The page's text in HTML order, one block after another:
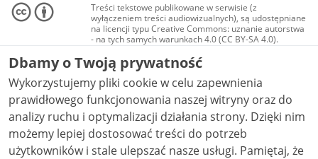
Treści tekstowe publikowane w serwisie (z
wyłączeniem treści audiowizualnych), są udostępniane
na licencji typu Creative Commons: uznanie autorstwa
- na tych samych warunkach 4.0 (CC BY-SA 4.0).
Materiały audiowizualne, w tym zdjęcia, materiały
audio i wideo, są udostępniane na licencji typu
Creative Commons: uznanie autorstwa użycie
niekomercyjne - bez utworów zależnych 4.0 (CC BY-
NC-ND 4.0), o ile nie jest to stwierdzone inaczej.
Dbamy o Twoją prywatność
Wykorzystujemy pliki cookie w celu zapewnienia
prawidłowego funkcjonowania naszej witryny oraz do
analizy ruchu i optymalizacji działania strony. Dzięki nim
możemy lepiej dostosować treści do potrzeb
użytkowników i stale ulepszać nasze usługi. Pamiętaj, że